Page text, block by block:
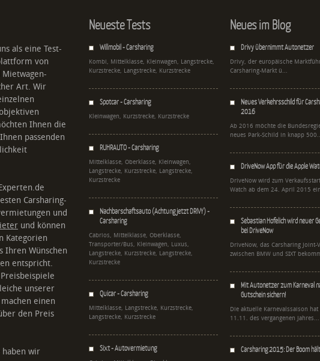
als eine Test-
von
Mietwagen-
Art. Wir
Ihnen die
passenden
Carsharing-
und
und können
Kategorien
Ihren Wünschen
entspricht.
unserer
einen
den Preis
haben wir
Neueste Tests
Willmobil - Carsharing
Kombi, Mittelklasse, Kleinwagen, Langstrecke,
Kurzstrecke, Langstrecke, Kurzstrecke
Spotcar - Carsharing
Kleinwagen, Kurzstrecke, Kurzstrecke
RUHRAUTO - Carsharing
Mittelklasse, Oberklasse, Kleinwagen,
Langstrecke, Kurzstrecke, Langstrecke,
Kurzstrecke
Nachbarschaftsauto (Achtung jetzt DRIVY) -
Carsharing
Cabrios, Mittelklasse, Oberklasse,
Transporter/Bus, Kleinwagen, Luxus,
Langstrecke, Kurzstrecke, Langstrecke,
Kurzstrecke
Quicar - Carsharing
Mittelklasse, Langstrecke, Kurzstrecke,
Langstrecke, Kurzstrecke
Sixt - Autovermietung
Neues im Blog
Drivy übernimmt Autonetzer
Drivy, der europäische
Carsharing-Markt ü...
Neues Verkehrsschild für
2016
Ab 2016 möchte die
neues Park-Schild in knapp
DriveNow App für die Apple
DriveNow wird zum
Watch ab dem 24. April 2015
Sebastian Hofelich wird neuer
bei DriveNow
DriveNow, das Carsharing Joint-
zwischen BMW und SIXT
Mit Autonetzer zum Karneval
Gutschein sichern!
Die aktuelle Karnevalssaison hat
11.11. des vergangenen Jahres...
Carsharing 2015: Der Boom